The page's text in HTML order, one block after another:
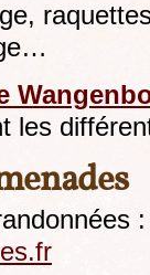
les
: